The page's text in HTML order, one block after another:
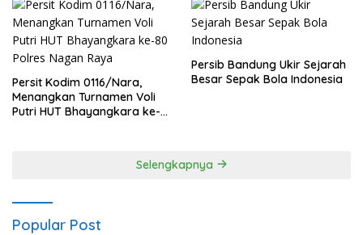
Persit Kodim 0116/Nara,
Menangkan Turnamen Voli
Putri HUT Bhayangkara ke-
Persib Bandung Ukir Sejarah
Besar Sepak Bola Indonesia
Selengkapnya
Popular Post